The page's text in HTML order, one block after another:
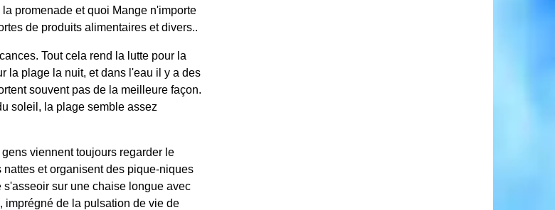
promenade et quoi Mange n'importe
de produits alimentaires et divers..
Tout cela rend la lutte pour la
la plage la nuit, et dans l'eau il y a des
souvent pas de la meilleure façon.
soleil, la plage semble assez
viennent toujours regarder le
et organisent des pique-niques
sur une chaise longue avec
de la pulsation de vie de